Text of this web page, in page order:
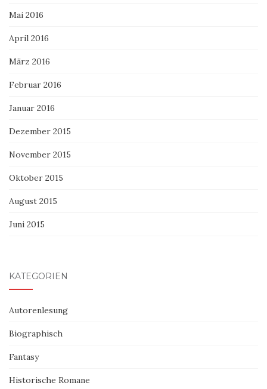
Mai 2016
April 2016
März 2016
Februar 2016
Januar 2016
Dezember 2015
November 2015
Oktober 2015
August 2015
Juni 2015
KATEGORIEN
Autorenlesung
Biographisch
Fantasy
Historische Romane